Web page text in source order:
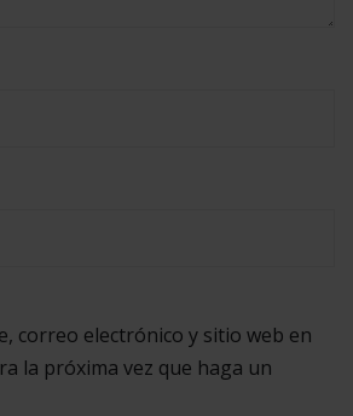
correo electrónico y sitio web en
la próxima vez que haga un